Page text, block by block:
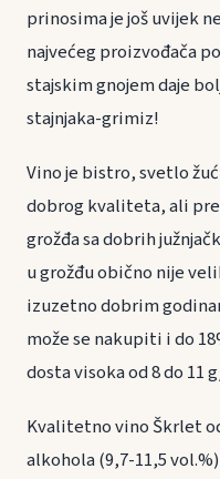
prinosima je još uvijek
najvećeg proizvođača
stajskim gnojem daje
stajnjaka-grimiz!
Vino je bistro, svetlo
dobrog kvaliteta, ali
grožđa sa dobrih
u grožđu obično nije
izuzetno dobrim
može se nakupiti i do
dosta visoka od 8 do 11
Kvalitetno vino Škrlet
alkohola (9,7-11,5